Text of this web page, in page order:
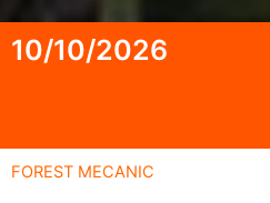
10/10/2026
FOREST MECANIC